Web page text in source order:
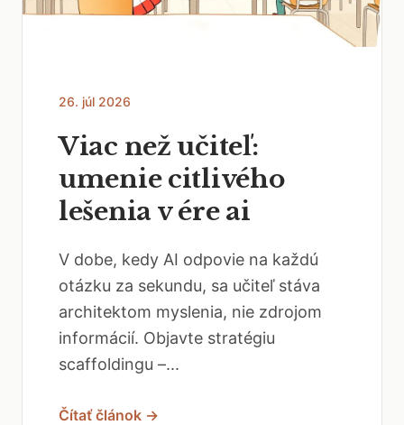
26. júl 2026
Viac než učiteľ:
umenie citlivého
lešenia v ére ai
V dobe, kedy AI odpovie na každú
otázku za sekundu, sa učiteľ stáva
architektom myslenia, nie zdrojom
informácií. Objavte stratégiu
scaffoldingu –...
Čítať článok →